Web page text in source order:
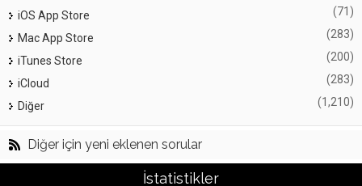
iOS App Store (71)
Mac App Store (283)
iTunes Store (200)
iCloud (283)
Diğer (1,210)
Diğer için yeni eklenen sorular
İstatistikler